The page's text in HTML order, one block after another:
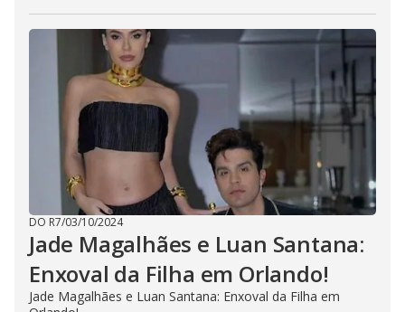
DO R7/03/10/2024
Jade Magalhães e Luan Santana:
Enxoval da Filha em Orlando!
Jade Magalhães e Luan Santana: Enxoval da Filha em